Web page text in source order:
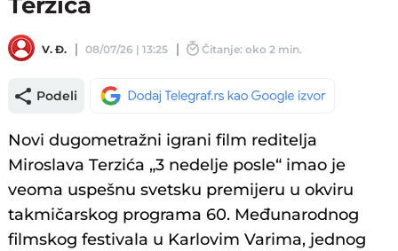
V. Đ. 08/07/26 | 13:25 Čitanje: oko 2 min.
Podeli
Novi dugometražni igrani film reditelja
Miroslava Terzića „3 nedelje posle“ imao je
veoma uspešnu svetsku premijeru u okviru
takmičarskog programa 60. Međunarodnog
filmskog festivala u Karlovim Varima, jednog